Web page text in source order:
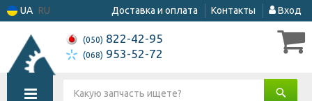
UA RU Доставка и оплата Контакты Вход
(050) 822-42-95
(068) 953-52-72